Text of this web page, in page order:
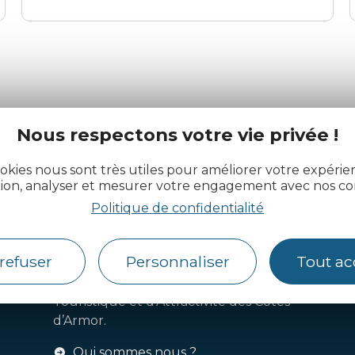
Nous respectons votre vie privée !
nous sont très utiles pour améliorer votre
analyser et mesurer votre engagement avec nos
Politique de confidentialité
Personnaliser Tout
des Côtes d’Armor
Côtes d’Armor Destination
Agence de Développement
Touristique et d’Attractivité des Côtes
d’Armor.